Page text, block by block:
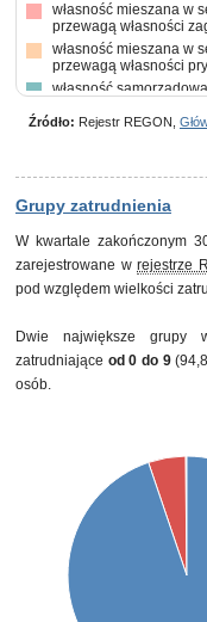
własność mieszana w
przewagą własności
własność mieszana w
przewagą własności
własność samorządowa
własności sektora
własności prywatnej
Źródło: Rejestr REGON,
Grupy zatrudnienia
W kwartale zakończonym
zarejestrowane wrejestrze
pod względem wielkości
Dwie największe grupy
zatrudniające od 0 do 9
osób.